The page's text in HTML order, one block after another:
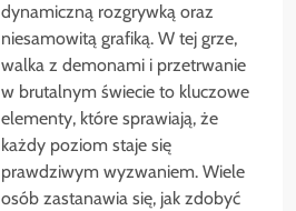
dynamiczną rozgrywką oraz
niesamowitą grafiką. W tej grze,
walka z demonami i przetrwanie
w brutalnym świecie to kluczowe
elementy, które sprawiają, że
każdy poziom staje się
prawdziwym wyzwaniem. Wiele
osób zastanawia się, jak zdobyć